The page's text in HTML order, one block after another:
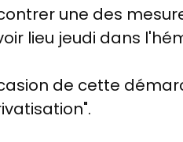
une des
lieu jeudi dans
de cette